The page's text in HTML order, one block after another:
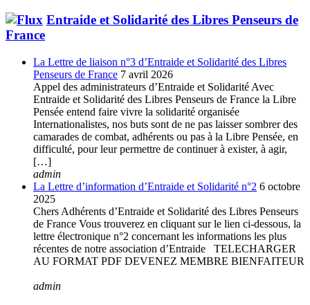
Entraide et Solidarité des Libres Penseurs de
France
La Lettre de liaison n°3 d’Entraide et Solidarité des Libres
Penseurs de France 7 avril 2026
Appel des administrateurs d’Entraide et Solidarité Avec
Entraide et Solidarité des Libres Penseurs de France la Libre
Pensée entend faire vivre la solidarité organisée
Internationalistes, nos buts sont de ne pas laisser sombrer des
camarades de combat, adhérents ou pas à la Libre Pensée, en
difficulté, pour leur permettre de continuer à exister, à agir,
[…]
admin
La Lettre d’information d’Entraide et Solidarité n°2 6 octobre
2025
Chers Adhérents d’Entraide et Solidarité des Libres Penseurs
de France Vous trouverez en cliquant sur le lien ci-dessous, la
lettre électronique n°2 concernant les informations les plus
récentes de notre association d’Entraide TELECHARGER
AU FORMAT PDF DEVENEZ MEMBRE BIENFAITEUR
admin